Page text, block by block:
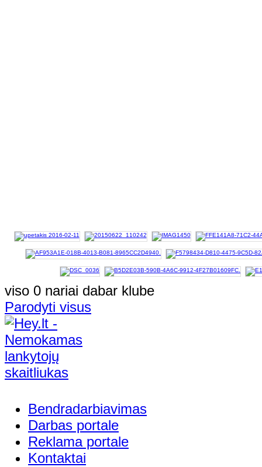
viso 0 nariai dabar klube
Parodyti visus
Bendradarbiavimas
Darbas portale
Reklama portale
Kontaktai